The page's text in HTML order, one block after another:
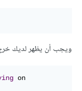
ويجب أن يظهر لديك
on